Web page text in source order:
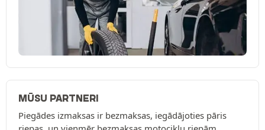
MŪSU PARTNERI
Piegādes izmaksas ir bezmaksas, iegādājoties pāris